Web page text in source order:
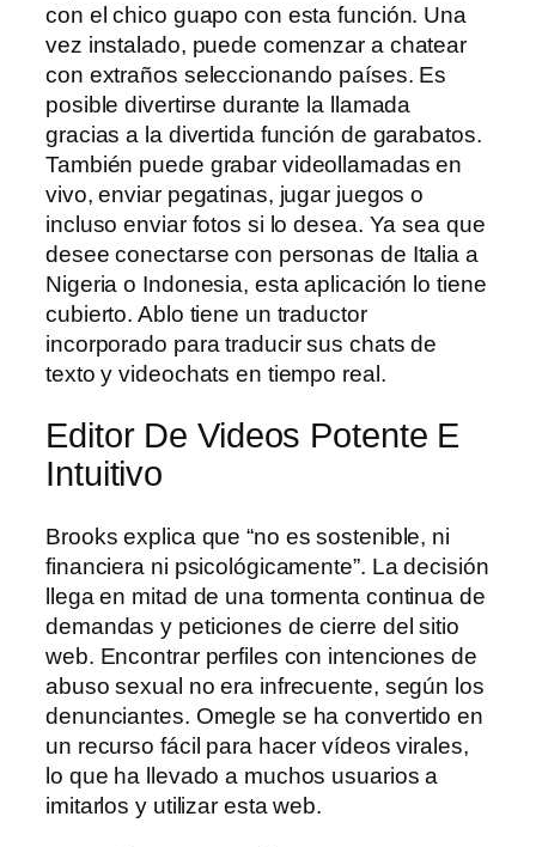
con el chico guapo con esta función. Una
vez instalado, puede comenzar a chatear
con extraños seleccionando países. Es
posible divertirse durante la llamada
gracias a la divertida función de garabatos.
También puede grabar videollamadas en
vivo, enviar pegatinas, jugar juegos o
incluso enviar fotos si lo desea. Ya sea que
desee conectarse con personas de Italia a
Nigeria o Indonesia, esta aplicación lo tiene
cubierto. Ablo tiene un traductor
incorporado para traducir sus chats de
texto y videochats en tiempo real.
Editor De Videos Potente E
Intuitivo
Brooks explica que “no es sostenible, ni
financiera ni psicológicamente”. La decisión
llega en mitad de una tormenta continua de
demandas y peticiones de cierre del sitio
web. Encontrar perfiles con intenciones de
abuso sexual no era infrecuente, según los
denunciantes. Omegle se ha convertido en
un recurso fácil para hacer vídeos virales,
lo que ha llevado a muchos usuarios a
imitarlos y utilizar esta web.